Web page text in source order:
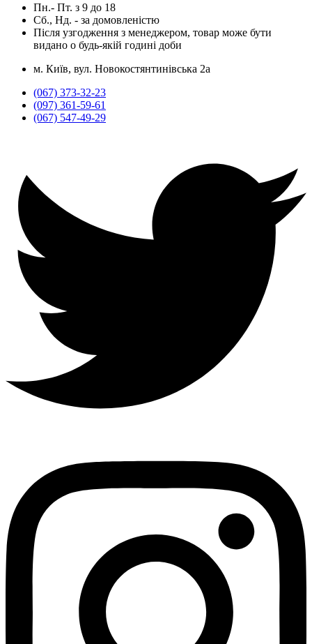
Пн.- Пт. з 9 до 18
Сб., Нд. - за домовленістю
Після узгодження з менеджером, товар може бути
видано о будь-якій годині доби
м. Київ, вул. Новокостянтинівська 2а
(067) 373-32-23
(097) 361-59-61
(067) 547-49-29